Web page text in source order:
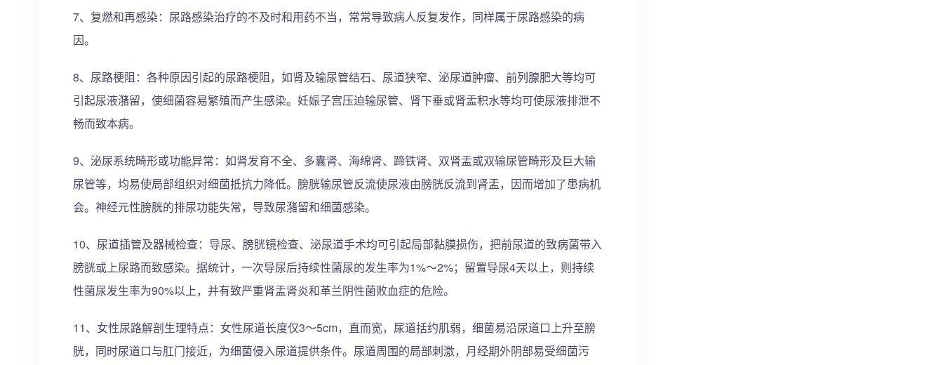
7、复燃和再感染：尿路感染治疗的不及时和用药不当，常常导致病人反复发作，同样属于尿路感染的病
因。
8、尿路梗阻：各种原因引起的尿路梗阻，如肾及输尿管结石、尿道狭窄、泌尿道肿瘤、前列腺肥大等均可
引起尿液潴留，使细菌容易繁殖而产生感染。妊娠子宫压迫输尿管、肾下垂或肾盂积水等均可使尿液排泄不
畅而致本病。
9、泌尿系统畸形或功能异常：如肾发育不全、多囊肾、海绵肾、蹄铁肾、双肾盂或双输尿管畸形及巨大输
尿管等，均易使局部组织对细菌抵抗力降低。膀胱输尿管反流使尿液由膀胱反流到肾盂，因而增加了患病机
会。神经元性膀胱的排尿功能失常，导致尿潴留和细菌感染。
10、尿道插管及器械检查：导尿、膀胱镜检查、泌尿道手术均可引起局部黏膜损伤，把前尿道的致病菌带入
膀胱或上尿路而致感染。据统计，一次导尿后持续性菌尿的发生率为1%～2%；留置导尿4天以上，则持续
性菌尿发生率为90%以上，并有致严重肾盂肾炎和革兰阴性菌败血症的危险。
11、女性尿路解剖生理特点：女性尿道长度仅3～5cm，直而宽，尿道括约肌弱，细菌易沿尿道口上升至膀
胱，同时尿道口与肛门接近，为细菌侵入尿道提供条件。尿道周围的局部刺激，月经期外阴部易受细菌污